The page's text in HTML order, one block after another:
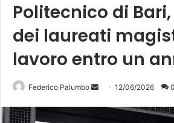
Politecnico di Bari,
dei laureati
lavoro entro un
Federico Palumbo
Invia 12/06/2026 0